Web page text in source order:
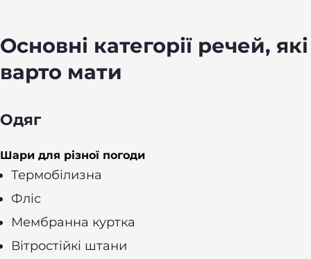
Основні категорії речей, які
варто мати
Одяг
Шари для різної погоди
Термобілизна
Фліс
Мембранна куртка
Вітростійкі штани